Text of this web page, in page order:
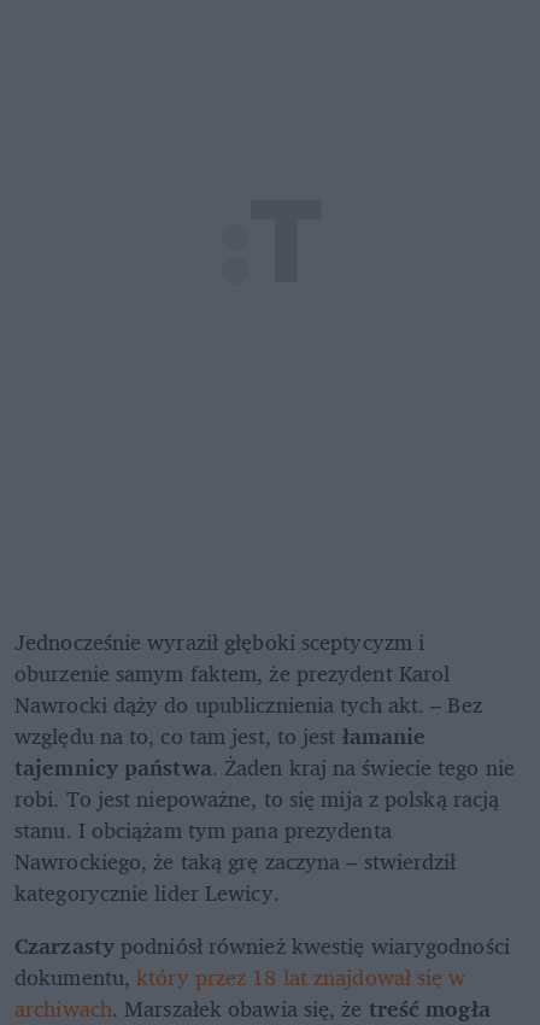
Jednocześnie wyraził głęboki sceptycyzm i
oburzenie samym faktem, że prezydent Karol
Nawrocki dąży do upublicznienia tych akt. – Bez
względu na to, co tam jest, to jest łamanie
tajemnicy państwa. Żaden kraj na świecie tego nie
robi. To jest niepoważne, to się mija z polską racją
stanu. I obciążam tym pana prezydenta
Nawrockiego, że taką grę zaczyna – stwierdził
kategorycznie lider Lewicy.
Czarzasty podniósł również kwestię wiarygodności
dokumentu, który przez 18 lat znajdował się w
archiwach. Marszałek obawia się, że treść mogła